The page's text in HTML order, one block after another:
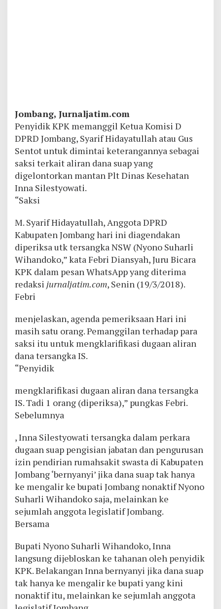
Jombang, Jurnaljatim.com
Penyidik KPK memanggil Ketua Komisi D
DPRD Jombang, Syarif Hidayatullah atau Gus
Sentot untuk dimintai keterangannya sebagai
saksi terkait aliran dana suap yang
digelontorkan mantan Plt Dinas Kesehatan
Inna Silestyowati.
“Saksi
M. Syarif Hidayatullah, Anggota DPRD
Kabupaten Jombang hari ini diagendakan
diperiksa utk tersangka NSW (Nyono Suharli
Wihandoko,” kata Febri Diansyah, Juru Bicara
KPK dalam pesan WhatsApp yang diterima
redaksi jurnaljatim.com, Senin (19/3/2018).
Febri
menjelaskan, agenda pemeriksaan Hari ini
masih satu orang. Pemanggilan terhadap para
saksi itu untuk mengklarifikasi dugaan aliran
dana tersangka IS.
“Penyidik
mengklarifikasi dugaan aliran dana tersangka
IS. Tadi 1 orang (diperiksa),” pungkas Febri.
Sebelumnya
, Inna Silestyowati tersangka dalam perkara
dugaan suap pengisian jabatan dan pengurusan
izin pendirian rumahsakit swasta di Kabupaten
Jombang ‘bernyanyi’ jika dana suap tak hanya
ke mengalir ke bupati Jombang nonaktif Nyono
Suharli Wihandoko saja, melainkan ke
sejumlah anggota legislatif Jombang.
Bersama
Bupati Nyono Suharli Wihandoko, Inna
langsung dijebloskan ke tahanan oleh penyidik
KPK. Belakangan Inna bernyanyi jika dana suap
tak hanya ke mengalir ke bupati yang kini
nonaktif itu, melainkan ke sejumlah anggota